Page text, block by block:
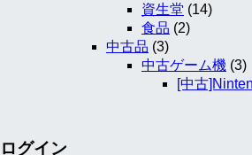
資生堂 (14)
食品 (2)
中古品 (3)
中古ゲーム機 (3)
[中古
ログイン